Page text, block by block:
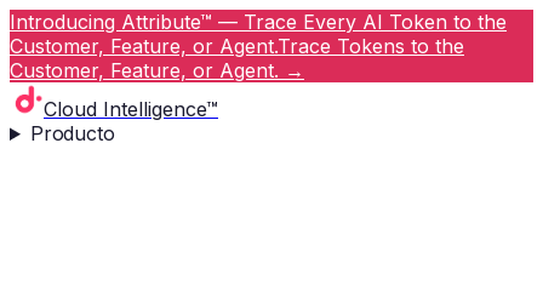
Introducing Attribute™ — Trace Every AI Token to the
Customer, Feature, or Agent.Trace Tokens to the
Customer, Feature, or Agent. →
Cloud Intelligence™
Producto